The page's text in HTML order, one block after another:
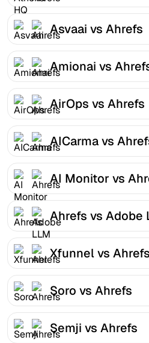
Asvaai vs Ahrefs
Amionai vs
AirOps vs Ahrefs
AICarma vs
AI Monitor vs
Ahrefs vs Adobe
Xfunnel vs Ahrefs
Soro vs Ahrefs
Semji vs Ahrefs